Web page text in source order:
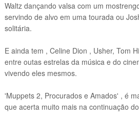
Waltz dançando valsa com um
servindo de alvo em uma tourada ou
solitária.
E ainda tem , Celine Dion , Usher, Tom
entre outas estrelas da música e do
vivendo eles mesmos.
'Muppets 2, Procurados e Amados' , é
que acerta muito mais na continuação